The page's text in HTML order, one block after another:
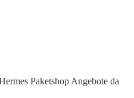
Paketshop Angebote da